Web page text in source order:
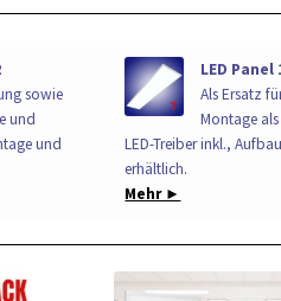
sowie
und
und
LED Panel
Als Ersatz
Montage
LED-Treiber inkl.,
erhältlich.
Mehr ►